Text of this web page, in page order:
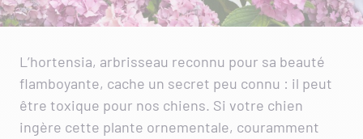
L’hortensia, arbrisseau reconnu pour sa beauté
flamboyante, cache un secret peu connu : il peut
être toxique pour nos chiens. Si votre chien
ingère cette plante ornementale, couramment